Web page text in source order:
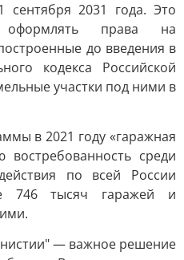
2031 года. Это
оформлять права на
до введения в
кодекса Российской
участки под ними в
в 2021 году «гаражная
востребованность среди
по всей России
746 тысяч гаражей и
— важное решение